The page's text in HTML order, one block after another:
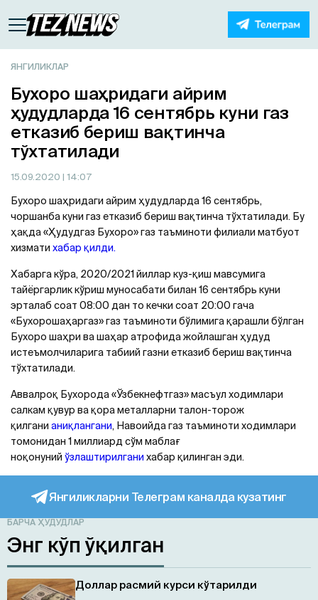
ЯНГИЛИКЛАР
Бухоро шаҳридаги айрим
ҳудудларда 16 сентябрь куни газ
етказиб бериш вақтинча
тўхтатилади
15.09.2020 | 14:07
Бухоро шаҳридаги айрим ҳудудларда 16 сентябрь,
чоршанба куни газ етказиб бериш вақтинча тўхтатилади. Бу
ҳақда «Ҳудудгаз Бухоро» газ таъминоти филиали матбуот
хизмати хабар қилди.
Хабарга кўра, 2020/2021 йиллар куз-қиш мавсумига
тайёргарлик кўриш муносабати билан 16 сентябрь куни
эрталаб соат 08:00 дан то кечки соат 20:00 гача
«Бухорошаҳаргаз» газ таъминоти бўлимига қарашли бўлган
Бухоро шаҳри ва шаҳар атрофида жойлашган ҳудуд
истеъмолчиларига табиий газни етказиб бериш вақтинча
тўхтатилади.
Аввалроқ Бухорода «Ўзбекнефтгаз» масъул ходимлари
салкам қувур ва қора металларни талон-торож
қилгани аниқлангани, Навоийда газ таъминоти ходимлари
томонидан 1 миллиард сўм маблағ
ноқонуний ўзлаштирилгани хабар қилинган эди.
Янгиликларни Телеграм каналда кузатинг
БАРЧА ҲУДУДЛАР
Энг кўп ўқилган
Доллар расмий курси кўтарилди